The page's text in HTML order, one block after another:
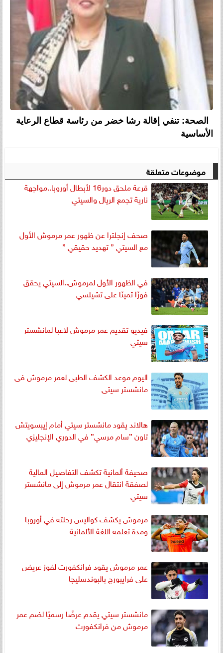
الصحة: تنفي إقالة رشا خضر من رئاسة قطاع الرعاية
الأساسية
موضوعات متعلقة
قرعة ملحق دور16 لأبطال أوروبا..مواجهة
نارية تجمع الريال والسيتي
صحف إنجلترا عن ظهور عمر مرموش الأول
مع السيتي ” تهديد حقيقي ”
في الظهور الأول لمرموش..السيتي يحقق
فوزًا ثمينًا على تشيلسي
فيديو تقديم عمر مرموش لاعبا لمانشستر
سيتي
اليوم موعد الكشف الطبى لعمر مرموش فى
مانشستر سيتى
هالاند يقود مانشستر سيتي أمام إيبسويتش
تاون ”سام مرسي” في الدوري الإنجليزي
صحيفة ألمانية تكشف التفاصيل المالية
لصفقة انتقال عمر مرموش إلى مانشستر
سيتي
مرموش يكشف كواليس رحلته في أوروبا
ومدة تعلمه اللغة الألمانية
عمر مرموش يقود فرانكفورت لفوز عريض
على فرايبورج بالبوندسليجا
مانشستر سيتي يقدم عرضًا رسميًا لضم عمر
مرموش من فرانكفورت